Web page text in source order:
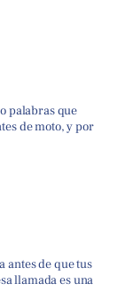
palabras que
de moto, y por
antes de que tus
llamada es una